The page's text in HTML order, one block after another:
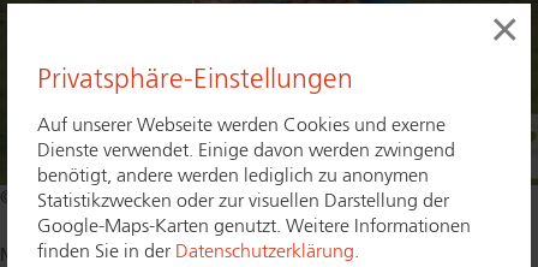
Privatsphäre-Einstellungen
Auf unserer Webseite werden Cookies und exerne
Dienste verwendet. Einige davon werden zwingend
benötigt, andere werden lediglich zu anonymen
Statistikzwecken oder zur visuellen Darstellung der
Google-Maps-Karten genutzt. Weitere Informationen
finden Sie in der Datenschutzerklärung.
×
© ProPK
Mit ihrer Kurzfilmreihe „Die Elster“ macht die Polizei auf die